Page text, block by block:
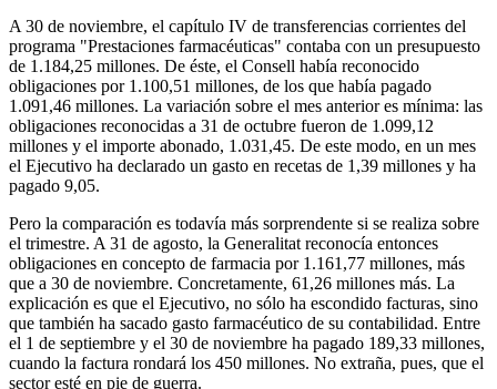
A 30 de noviembre, el capítulo IV de transferencias corrientes del
programa "Prestaciones farmacéuticas" contaba con un presupuesto
de 1.184,25 millones. De éste, el Consell había reconocido
obligaciones por 1.100,51 millones, de los que había pagado
1.091,46 millones. La variación sobre el mes anterior es mínima: las
obligaciones reconocidas a 31 de octubre fueron de 1.099,12
millones y el importe abonado, 1.031,45. De este modo, en un mes
el Ejecutivo ha declarado un gasto en recetas de 1,39 millones y ha
pagado 9,05.
Pero la comparación es todavía más sorprendente si se realiza sobre
el trimestre. A 31 de agosto, la Generalitat reconocía entonces
obligaciones en concepto de farmacia por 1.161,77 millones, más
que a 30 de noviembre. Concretamente, 61,26 millones más. La
explicación es que el Ejecutivo, no sólo ha escondido facturas, sino
que también ha sacado gasto farmacéutico de su contabilidad. Entre
el 1 de septiembre y el 30 de noviembre ha pagado 189,33 millones,
cuando la factura rondará los 450 millones. No extraña, pues, que el
sector esté en pie de guerra.